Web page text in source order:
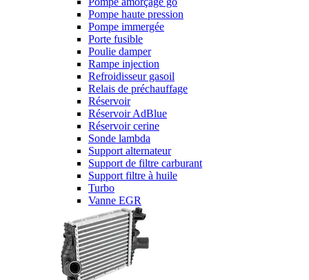
Pompe haute pression
Pompe immergée
Porte fusible
Poulie damper
Rampe injection
Refroidisseur gasoil
Relais de préchauffage
Réservoir
Réservoir AdBlue
Réservoir cerine
Sonde lambda
Support alternateur
Support de filtre carburant
Support filtre à huile
Turbo
Vanne EGR